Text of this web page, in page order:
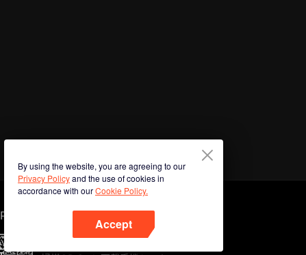
By using the website, you are agreeing to our
Privacy Policyand the use of cookies in
accordance with ourCookie Policy.
Accept
Phone